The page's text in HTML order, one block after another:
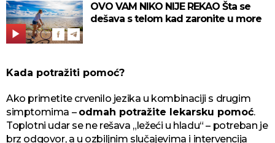
OVO VAM NIKO NIJE REKAO Šta se
dešava s telom kad zaronite u more
Kada potražiti pomoć?
Ako primetite crvenilo jezika u kombinaciji s drugim
simptomima – odmah potražite lekarsku pomoć.
Toplotni udar se ne rešava „ležeći u hladu“ – potreban je
brz odgovor, a u ozbiljnim slučajevima i intervencija